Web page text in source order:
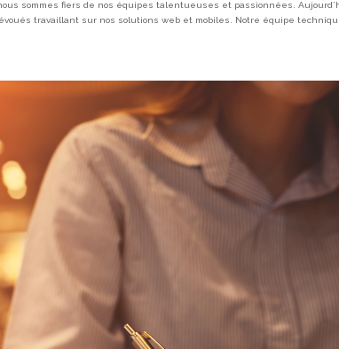
sommes fiers de nos équipes talentueuses et passionnées.
travaillant sur nos solutions web et mobiles. Notre équipe